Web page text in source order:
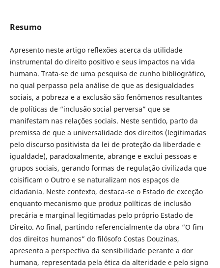
Resumo
Apresento neste artigo reflexões acerca da utilidade
instrumental do direito positivo e seus impactos na vida
humana. Trata-se de uma pesquisa de cunho bibliográfico,
no qual perpasso pela análise de que as desigualdades
sociais, a pobreza e a exclusão são fenômenos resultantes
de políticas de “inclusão social perversa” que se
manifestam nas relações sociais. Neste sentido, parto da
premissa de que a universalidade dos direitos (legitimadas
pelo discurso positivista da lei de proteção da liberdade e
igualdade), paradoxalmente, abrange e exclui pessoas e
grupos sociais, gerando formas de regulação civilizada que
coisificam o Outro e se naturalizam nos espaços de
cidadania. Neste contexto, destaca-se o Estado de exceção
enquanto mecanismo que produz políticas de inclusão
precária e marginal legitimadas pelo próprio Estado de
Direito. Ao final, partindo referencialmente da obra “O fim
dos direitos humanos” do filósofo Costas Douzinas,
apresento a perspectiva da sensibilidade perante a dor
humana, representada pela ética da alteridade e pelo signo